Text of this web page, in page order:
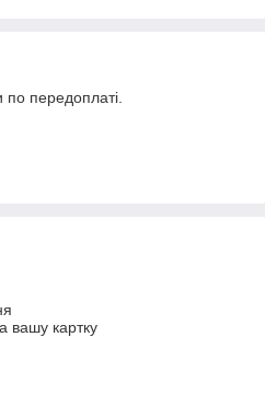
по передоплаті.
вашу картку